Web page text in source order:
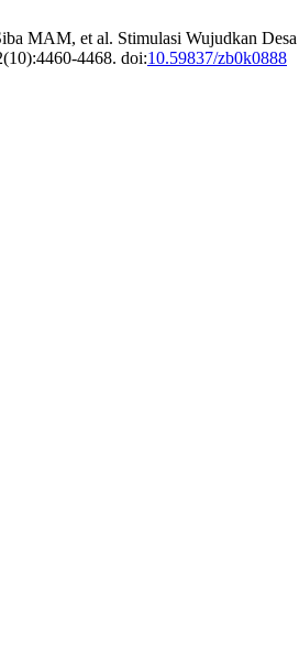
MAM, et al. Stimulasi Wujudkan
4468. doi:10.59837/zb0k0888